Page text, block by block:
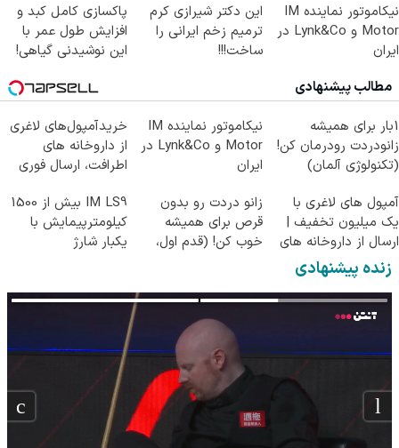
تخفیف)
نیکاموتور نماینده IM
Motor و Lynk&Co در
ایران
این دکتر شیرازی کرم
ترمیم زخم ایرانی را
ساخت!!!
پاکسازی کامل کبد و
افزایش طول عمر با
این نوشیدنی گیاهی!
مطالب پیشنهادی
1بار برای همیشه
زانودردت رودرمان کن!
(تکنولوژی آلمان)
نیکاموتور نماینده IM
Motor و Lynk&Co در
ایران
خریدآمپول‌های لاغری
از داروخانه های
اطرافت، ارسال فوری
آمپول های لاغری با
یک میلیون تخفیف |
ارسال از داروخانه های
معتبر
زانو دردت رو بدون
قرص برای همیشه
خوب کن! (قدم اول،
IM LS9 بیش از 1500
کیلومترپیمایش با
یکبار شارژ
زنده پیشنهادی